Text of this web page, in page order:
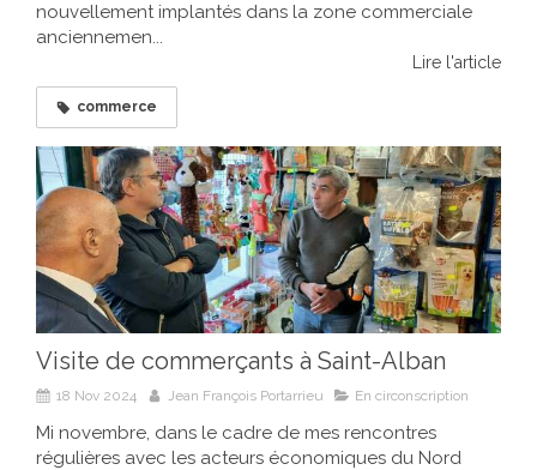
nouvellement implantés dans la zone commerciale
anciennemen...
Lire l'article
commerce
Visite de commerçants à Saint-Alban
18 Nov 2024 Jean François Portarrieu En circonscription
Mi novembre, dans le cadre de mes rencontres
régulières avec les acteurs économiques du Nord